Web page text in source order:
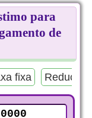
para
de
fixa Redução